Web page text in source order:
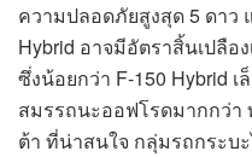
ความปลอดภัยสูงสุด 5 ดาว
Hybrid อาจมีอัตราสิ้นเปลือ
ซึ่งน้อยกว่า F-150 Hybrid
สมรรถนะออฟโรดมากกว่า
ต้า ที่น่าสนใจ กลุ่มรถกระบะ